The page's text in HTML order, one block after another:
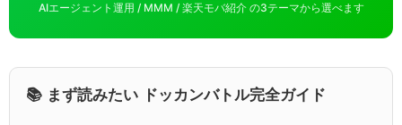
AIエージェント運用 / MMM / 楽天モバ紹介 の3テーマから選べます
📚 まず読みたい ドッカンバトル完全ガイド